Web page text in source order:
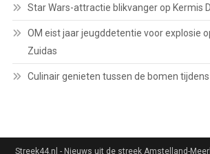
Star Wars-attractie blikvanger op Kermis
OM eist jaar jeugddetentie voor explosie
Zuidas
Culinair genieten tussen de bomen
Streek44.nl - Nieuws uit de streek Amstelland-